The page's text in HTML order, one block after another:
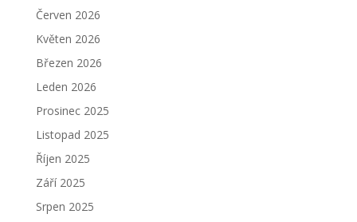
Červen 2026
Květen 2026
Březen 2026
Leden 2026
Prosinec 2025
Listopad 2025
Říjen 2025
Září 2025
Srpen 2025